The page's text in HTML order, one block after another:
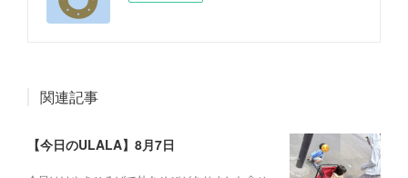
関連記事
【今日のULALA】8月7日